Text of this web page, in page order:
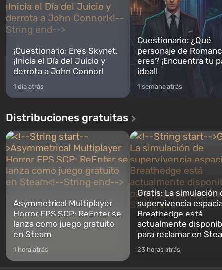
¡Cuestionario: Eres Skynet.
¡Inicia el Día del Juicio y
derrota a John Connor!
1 día atrás
Cuestionario: ¿Qué
personaje de
eres? ¡Encuentra tu
ideal!
1 semana atrás
Distribuciones gratuitas
Asymmetrical Multiplayer
Horror FPS SCP: ReEnter se
lanza como juego gratuito
en Steam
1 hora atrás
Gratis: La simulación
supervivencia
Breathedge está
actualmente
para reclamar en
23 horas atrás